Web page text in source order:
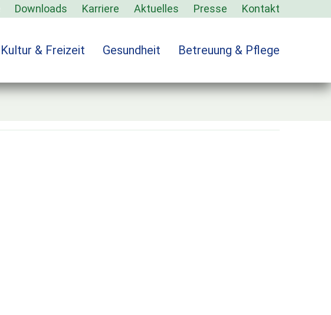
Downloads Karriere Aktuelles Presse Kontakt
Kultur & Freizeit Gesundheit Betreuung & Pflege